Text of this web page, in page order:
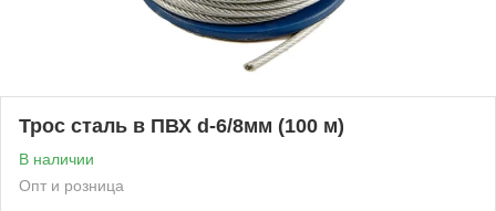
Трос сталь в ПВХ d-6/8мм (100 м)
В наличии
Опт и розница